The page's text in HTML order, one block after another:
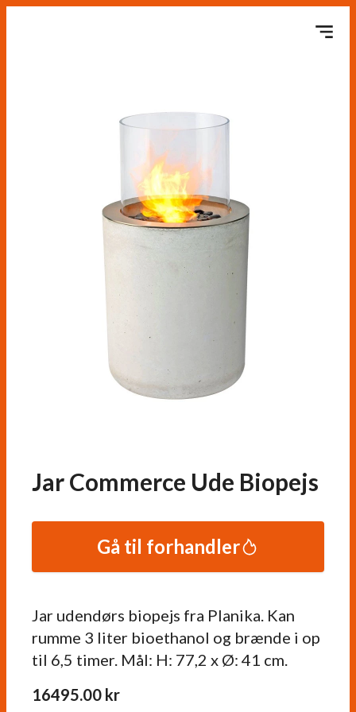
Jar Commerce Ude Biopejs
Jar udendørs biopejs fra Planika. Kan
rumme 3 liter bioethanol og brænde i op
til 6,5 timer. Mål: H: 77,2 x Ø: 41 cm.
16495.00 kr
Gå til forhandler